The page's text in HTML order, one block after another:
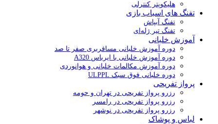
هلیکوپتر کنترلی
تفنگ های اسباب بازی
تفنگ آبپاش
تفنگ تیر ژله‌ای
آموزش خلبانی
دوره آموزش خلبانی مسافربری صفر تا صد
دوره آموزش خلبانی با ایرباس A320
دوره آموزش مکالمات خلبانی و هوانوردی
دوره خلبانی فوق سبک ULPPL
پرواز تفریحی
رزرو پرواز تفریحی در تهران و حومه
رزرو پرواز تفریحی در رامسر
رزرو پرواز تفریحی در نوشهر
لباس و پوشاک